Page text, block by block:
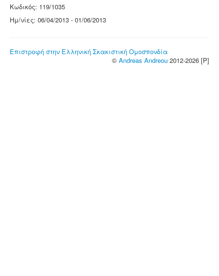
Κωδικός: 119/1035
Ημ/νίες: 06/04/2013 - 01/06/2013
Επιστροφή στην Ελληνική Σκακιστική Ομοσπονδία
© Andreas Andreou 2012-2026 [P]